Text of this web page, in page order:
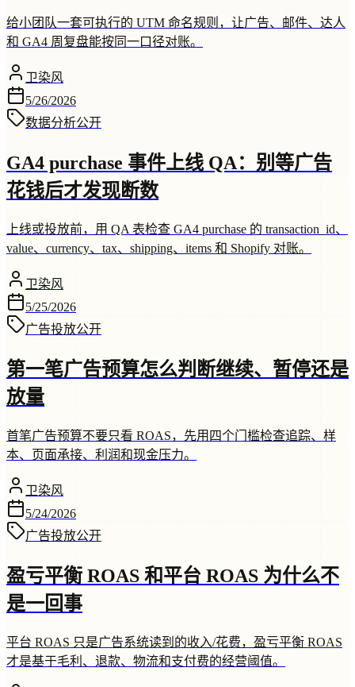
给小团队一套可执行的 UTM 命名规则，让广告、邮件、达人
和 GA4 周复盘能按同一口径对账。
卫染风
5/26/2026
数据分析公开
GA4 purchase 事件上线 QA：别等广告
花钱后才发现断数
上线或投放前，用 QA 表检查 GA4 purchase 的 transaction_id、
value、currency、tax、shipping、items 和 Shopify 对账。
卫染风
5/25/2026
广告投放公开
第一笔广告预算怎么判断继续、暂停还是
放量
首笔广告预算不要只看 ROAS，先用四个门槛检查追踪、样
本、页面承接、利润和现金压力。
卫染风
5/24/2026
广告投放公开
盈亏平衡 ROAS 和平台 ROAS 为什么不
是一回事
平台 ROAS 只是广告系统读到的收入/花费，盈亏平衡 ROAS
才是基于毛利、退款、物流和支付费的经营阈值。